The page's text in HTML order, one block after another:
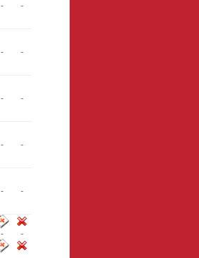
- -
- -
- -
- -
- -
-
-